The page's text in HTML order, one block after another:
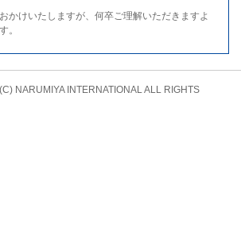
かけいたしますが、何卒ご理解いただきますよ
。